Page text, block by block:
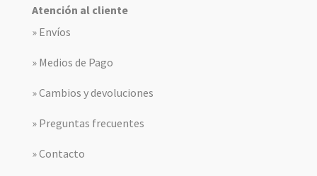
Atención al cliente
» Envíos
» Medios de Pago
» Cambios y devoluciones
» Preguntas frecuentes
» Contacto